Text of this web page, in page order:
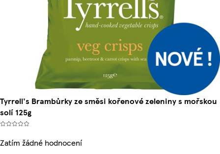
Tyrrell's Brambůrky ze směsi kořenové zeleniny s mořskou
solí 125g
Zatím žádné hodnocení